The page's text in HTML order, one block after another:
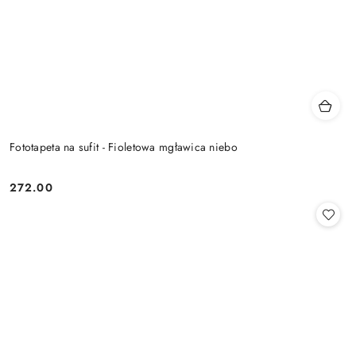
Fototapeta na sufit - Fioletowa mgławica niebo
Cena:
272.00